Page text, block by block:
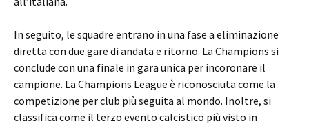
In seguito, le squadre entrano in una fase a eliminazione
diretta con due gare di andata e ritorno. La Champions si
conclude con una finale in gara unica per incoronare il
campione. La Champions League è riconosciuta come la
competizione per club più seguita al mondo. Inoltre, si
classifica come il terzo evento calcistico più visto in